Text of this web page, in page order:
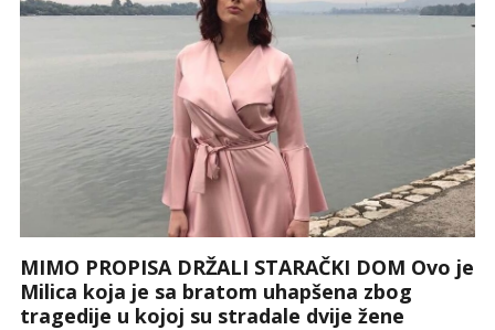
MIMO PROPISA DRŽALI STARAČKI DOM Ovo je
Milica koja je sa bratom uhapšena zbog
tragedije u kojoj su stradale dvije žene